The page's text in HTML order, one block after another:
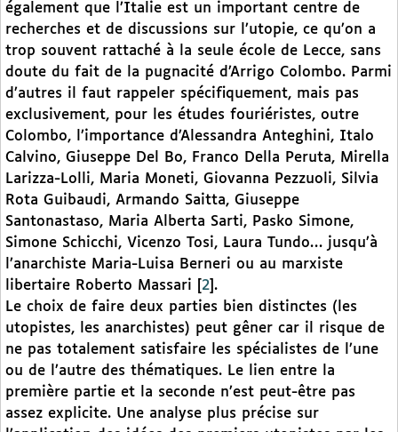
également que l’Italie est un important centre de
recherches et de discussions sur l’utopie, ce qu’on a
trop souvent rattaché à la seule école de Lecce, sans
doute du fait de la pugnacité d’Arrigo Colombo. Parmi
d’autres il faut rappeler spécifiquement, mais pas
exclusivement, pour les études fouriéristes, outre
Colombo, l’importance d’Alessandra Anteghini, Italo
Calvino, Giuseppe Del Bo, Franco Della Peruta, Mirella
Larizza-Lolli, Maria Moneti, Giovanna Pezzuoli, Silvia
Rota Guibaudi, Armando Saitta, Giuseppe
Santonastaso, Maria Alberta Sarti, Pasko Simone,
Simone Schicchi, Vicenzo Tosi, Laura Tundo… jusqu’à
l’anarchiste Maria-Luisa Berneri ou au marxiste
libertaire Roberto Massari
2 .
Le choix de faire deux parties bien distinctes (les
utopistes, les anarchistes) peut gêner car il risque de
ne pas totalement satisfaire les spécialistes de l’une
ou de l’autre des thématiques. Le lien entre la
première partie et la seconde n’est peut-être pas
assez explicite. Une analyse plus précise sur